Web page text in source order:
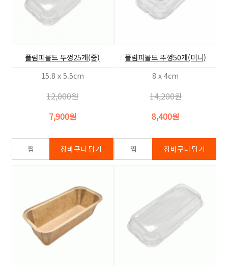
플럼피몰드 뚜껑25개(중)
15.8 x 5.5cm
12,000원
7,900원
플럼피몰드 뚜껑50개(미니)
8 x 4cm
14,200원
8,400원